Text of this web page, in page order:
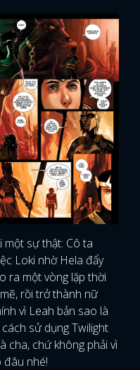
một sự thật: Cô ta
Loki nhờ Hela đẩy
ra một vòng lặp thời
rồi trở thành nữ
vì Leah bản sao là
sử dụng Twilight
cha, chứ không phải vì
đâu nhé!